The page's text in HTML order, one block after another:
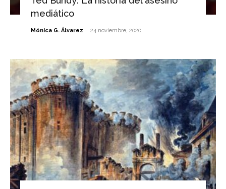
mediático
Mónica G. Álvarez - 24 noviembre, 2020